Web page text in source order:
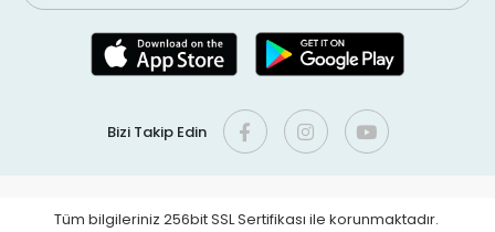
Bizi Takip Edin
Tüm bilgileriniz 256bit SSL Sertifikası ile korunmaktadır.